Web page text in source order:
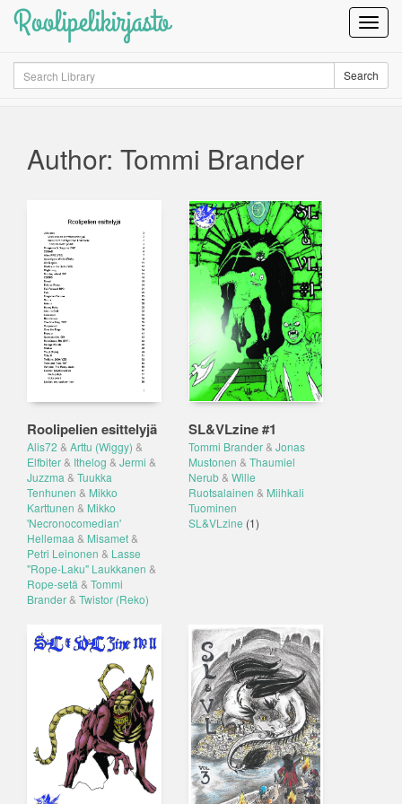
Roolipelikirjasto
Search Search
Author: Tommi Brander
Roolipelien esittelyjä
Alis72 & Arttu (Wiggy) &
Elfbiter& Ithelog & Jermi &
Juzzma & Tuukka
Tenhunen & Mikko
Karttunen & Mikko
'Necronocomedian'
Hellemaa & Misamet&
Petri Leinonen & Lasse
"Rope-Laku" Laukkanen &
Rope-setä & Tommi
Brander& Twistor (Reko)
SL&VLzine #1
Tommi Brander& Jonas
Mustonen & Thaumiel
Nerub& Wille
Ruotsalainen & Miihkali
Tuominen
SL&VLzine (1)